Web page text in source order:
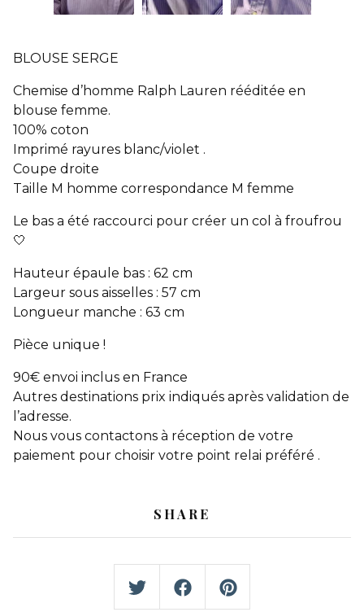
BLOUSE SERGE
Chemise d’homme Ralph Lauren rééditée en
blouse femme.
100% coton
Imprimé rayures blanc/violet .
Coupe droite
Taille M homme correspondance M femme
Le bas a été raccourci pour créer un col à froufrou
🤍
Hauteur épaule bas : 62 cm
Largeur sous aisselles : 57 cm
Longueur manche : 63 cm
Pièce unique !
90€ envoi inclus en France
Autres destinations prix indiqués après validation de
l’adresse.
Nous vous contactons à réception de votre
paiement pour choisir votre point relai préféré .
SHARE